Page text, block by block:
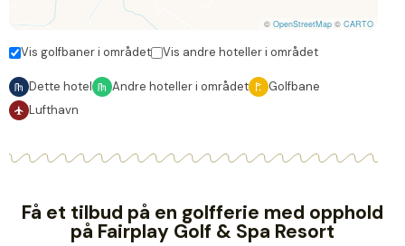
© OpenStreetMap © CARTO
Vis golfbaner i området Vis andre hoteller i området
Dette hotel Andre hoteller i området
Golfbane
Lufthavn
Få et tilbud på en golfferie med opphold
på Fairplay Golf & Spa Resort